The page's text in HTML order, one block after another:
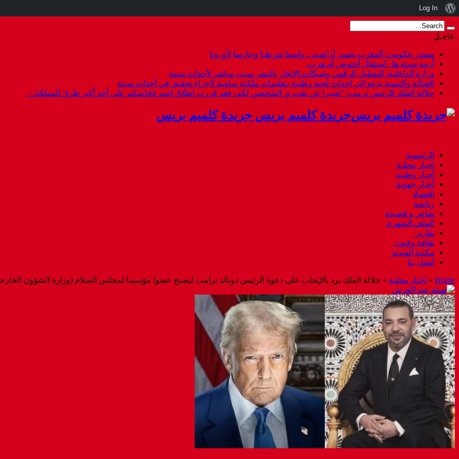
عاجـل
مصدر حكومي: المغرب يحمي أراضيه .. ولسنا شرطيا وحارسا لأوروبا
أزمة سبتة هل استقال أخنوش أم هرب.
وزارة الداخلية: التضليل الرقمي وشبكات الاتجار بالبشر سبب مباشر لأحداث سبتة
العدالة والتنمية يدعو إلى إحداث لجنة وطنية بتعليمات ملكية سامية لإجراء تحقيق في أحداث سبتة
جلالة الملك للرئيس ترمب: “تعبيرا عن تقديري الشخصي لكم، فقد قررت إطلاق إسم فخامتكم على أحد أكبر طرق المملكة…
جريدة كلميم بريس جريدة كلميم بريس
الرئيسية
اخبار محلية
أخبار وطنية
أخبار جهوية
إقتصاد
رياضة
شاعر و قصيدة
الملف الشهري
تقارير
ثقافة وفنون
مكتبة الفيديو
إتصل بنا
Home
» اخبار محلية » جلالة الملك يرد بالإيجاب على دعوة الرئيس دونالد ترامب ليصبح عضوا مؤسسا لمجلس السلام (وزارة الشؤون
نبذة
عن
ووردبريس
Log In